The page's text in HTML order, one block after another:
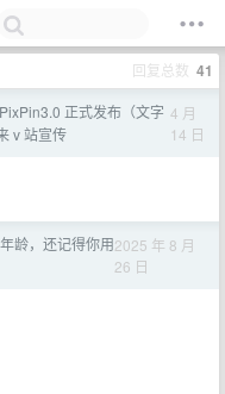
回复总数 41
正式发布（文字
v 站宣传
4 月
14 日
龄，还记得你用2025 年 8 月
26 日